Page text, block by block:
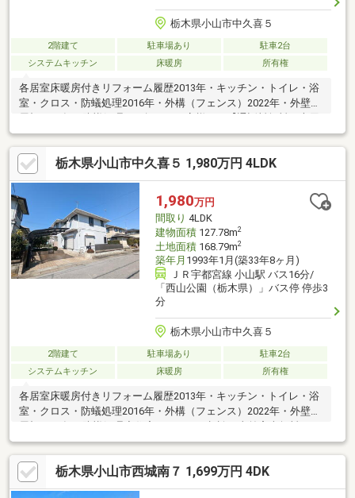
栃木県小山市中久喜５
2階建て 駐車場あり
駐車2台
システムキッチン
床暖房 所有権
各居室床暖房付きリフォーム履歴2013年・キッチン・トイレ・浴
室・クロス・防蟻処理2016年・外構（フェンス）2022年・外壁・
屋根2023年・防蟻処理＼お探しのお客様へ／【通話料無料！専用
ダイヤル0120-609-608】気になる事や見学予約もお電話でスムー
ズなご対応が可能です▼メールの場合【資料請求】ボタンよりお
問い合わせください。他、気になる物件やご不安な事もフリーフ
ォームへご記入可能です・ひとりひとりのライフスタイルに寄り
添いご家族皆様に喜んで頂けるおうち探しをお手伝い・住宅ロー
ン実績多数！お借入・ご転職等不安のある方も１度ご相談下さい
栃木県小山市中久喜５ 1,980万円 4LDK
1,980万円
間取り 4LDK
建物面積127.78m2
土地面積168.79m2
築年月 1993年1月(築33年8ヶ月)
ＪＲ宇都宮線 小山駅 バス16分/
「西山公園（栃木県）」バス停 停歩3
分
栃木県小山市中久喜５
2階建て 駐車場あり
駐車2台
システムキッチン
床暖房 所有権
各居室床暖房付きリフォーム履歴2013年・キッチン・トイレ・浴
室・クロス・防蟻処理2016年・外構（フェンス）2022年・外壁・
気軽にお問い合わせください。
栃木県小山市西城南７ 1,699万円 4DK